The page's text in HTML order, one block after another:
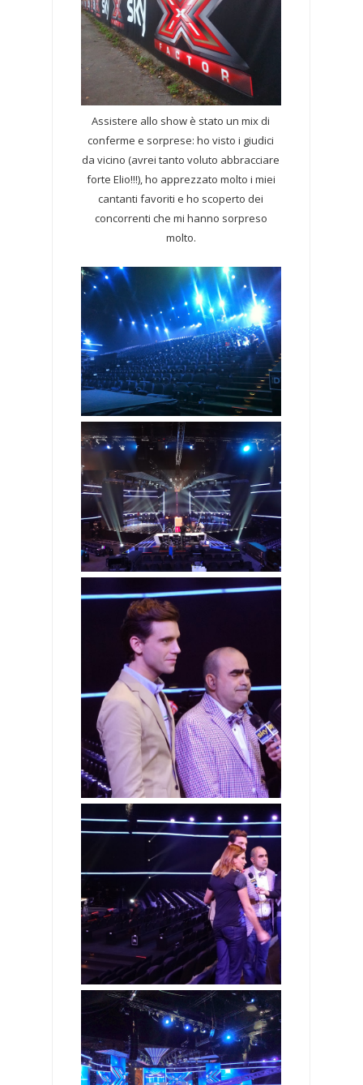
Assistere allo show è stato un mix di
conferme e sorprese: ho visto i giudici
da vicino (avrei tanto voluto abbracciare
forte Elio!!!), ho apprezzato molto i miei
cantanti favoriti e ho scoperto dei
concorrenti che mi hanno sorpreso
molto.